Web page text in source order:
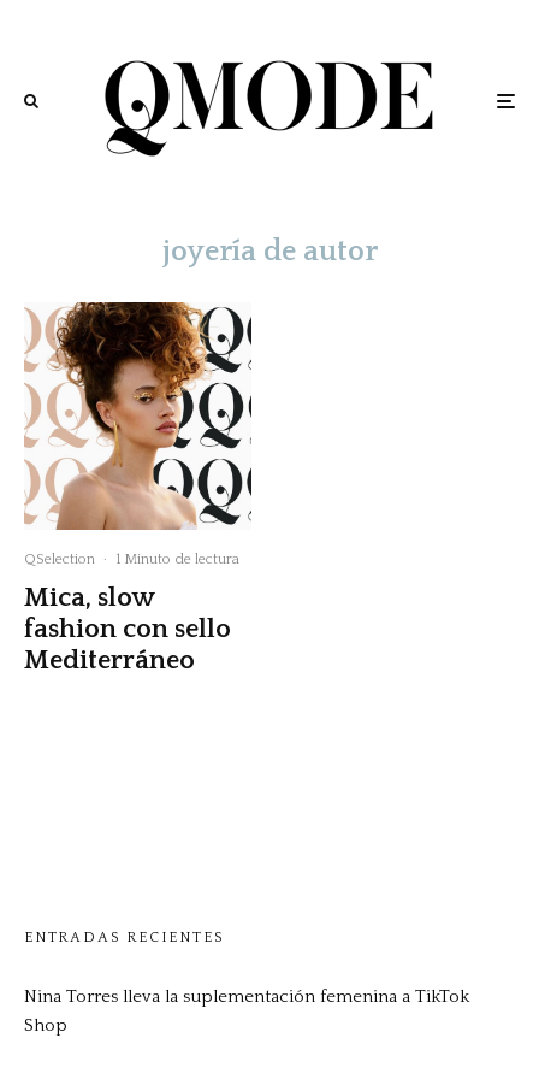
joyería de autor
QSelection · 1 Minuto de lectura
Mica, slow
fashion con sello
Mediterráneo
ENTRADAS RECIENTES
Nina Torres lleva la suplementación femenina a TikTok
Shop